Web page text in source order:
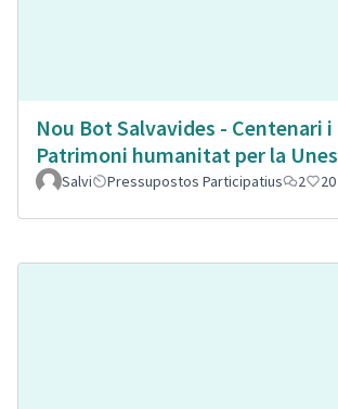
Nou Bot Salvavides - Centenari i
Patrimoni humanitat per la
Salvi Pressupostos Participatius 2 20